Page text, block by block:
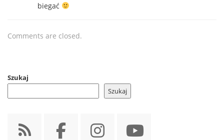
biegać
Comments are closed.
Szukaj
Szukaj